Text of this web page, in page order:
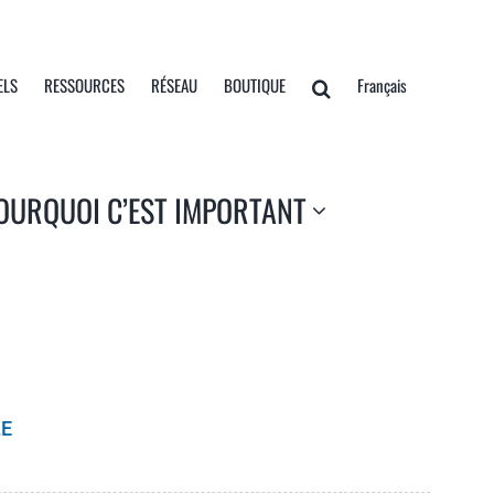
RESSOURCES RÉSEAU BOUTIQUE Français
C’EST IMPORTANT